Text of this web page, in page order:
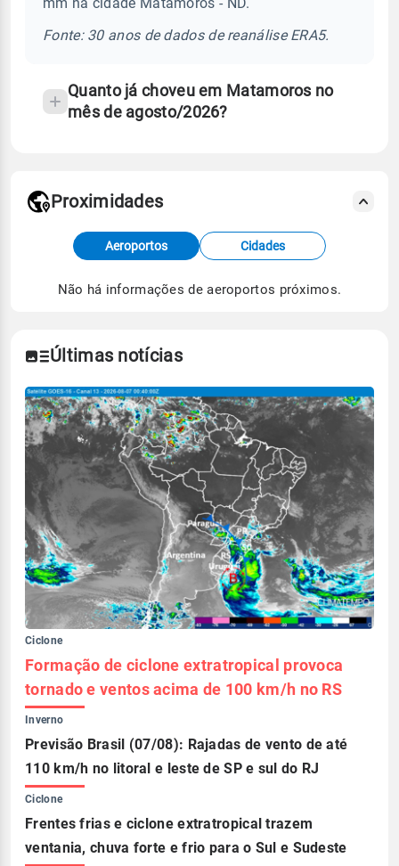
chuva
mm na cidade Matamoros - ND.
Fonte: 30 anos de dados de reanálise ERA5.
Quanto já choveu em Matamoros no
mês de agosto/2026?
Fonte: dados combinados de estações
meteorológicas e satélite do Centro de Previsão
de Tempo e Estudos Climáticos (CPTEC).
Proximidades
Aeroportos Cidades
Não há informações de aeroportos próximos.
Últimas notícias
Ciclone
Formação de ciclone extratropical provoca
tornado e ventos acima de 100 km/h no RS
Inverno
Previsão Brasil (07/08): Rajadas de vento de até
110 km/h no litoral e leste de SP e sul do RJ
Ciclone
Frentes frias e ciclone extratropical trazem
ventania, chuva forte e frio para o Sul e Sudeste